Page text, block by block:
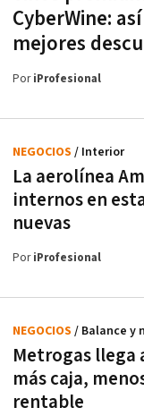
CyberWine:
mejores
PoriProfesional
La aerolínea
internos en
nuevas
NEGOCIOS / Interior
PoriProfesional
Metrogas llega
más caja,
rentable
NEGOCIOS / Balance y